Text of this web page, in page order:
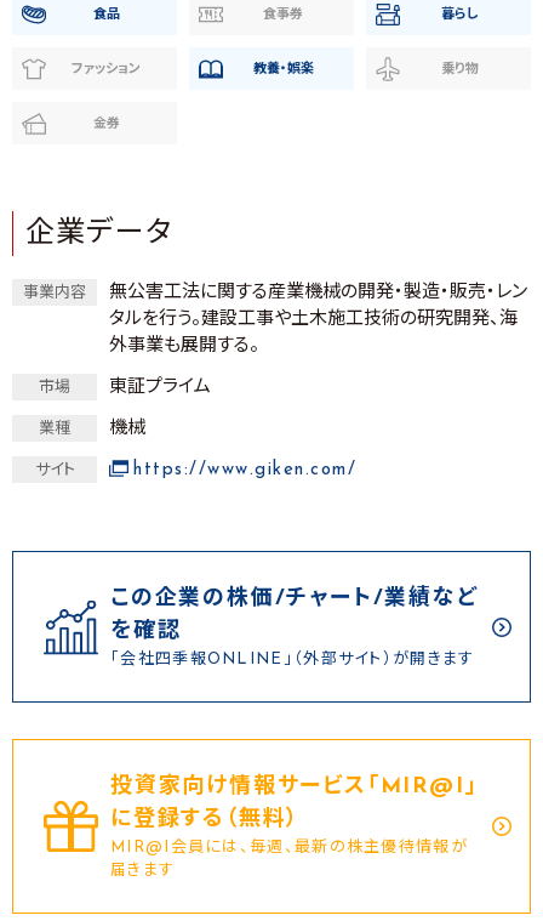
食品 食事券 暮らし
ファッション 教養・娯楽 乗り物
金券
企業データ
事業内容
無公害工法に関する産業機械の開発・製造・販売・レン
タルを行う。建設工事や土木施工技術の研究開発、海
外事業も展開する。
市場 東証プライム
業種 機械
サイト https://www.giken.com/
この企業の株価/チャート/業績など
を確認
「会社四季報ONLINE」（外部サイト）が開きます
投資家向け情報サービス｢MIR@I｣
に登録する（無料）
MIR@I会員には、毎週、最新の株主優待情報が
届きます